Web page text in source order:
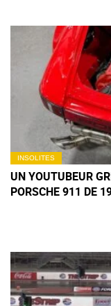
INSOLITES
UN YOUTUBEUR
PORSCHE 911 DE